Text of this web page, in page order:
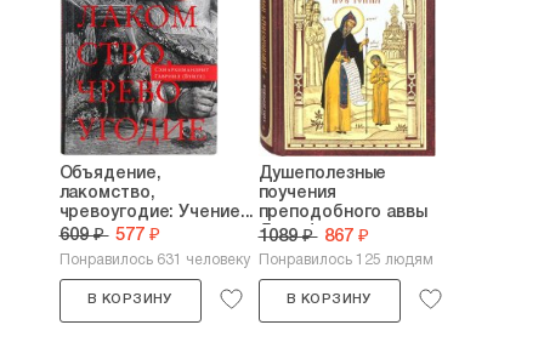
Объядение,
лакомство,
чревоугодие: Учение...
609 ₽ 577 ₽
Понравилось 631 человеку
В КОРЗИНУ
Душеполезные
поучения
преподобного аввы
Дорофея
1089 ₽ 867 ₽
Понравилось 125 людям
В КОРЗИНУ